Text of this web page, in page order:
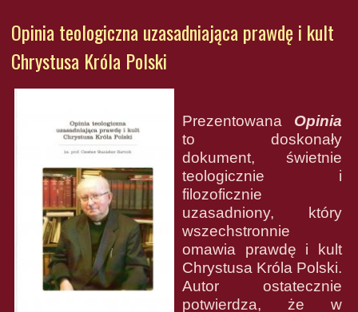
Opinia teologiczna uzasadniająca prawdę i kult
Chrystusa Króla Polski
Prezentowana Opinia
to doskonały
dokument, świetnie
teologicznie i
filozoficznie
uzasadniony, który
wszechstronnie
omawia prawdę i kult
Chrystusa Króla Polski.
Autor ostatecznie
potwierdza, że w